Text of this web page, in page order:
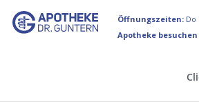
Öffnungszeiten: Do
Apotheke besuchen